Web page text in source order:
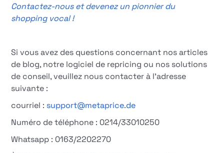
Contactez-nous et devenez un pionnier du
shopping vocal !
Si vous avez des questions concernant nos articles
de blog, notre logiciel de repricing ou nos solutions
de conseil, veuillez nous contacter à l'adresse
suivante :
courriel : support@metaprice.de
Numéro de téléphone : 0214/33010250
Whatsapp : 0163/2202270